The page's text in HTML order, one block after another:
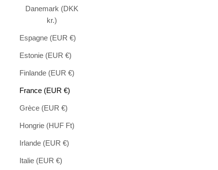
Danemark (DKK
kr.)
Espagne (EUR €)
Estonie (EUR €)
Finlande (EUR €)
France (EUR €)
Grèce (EUR €)
Hongrie (HUF Ft)
Irlande (EUR €)
Italie (EUR €)